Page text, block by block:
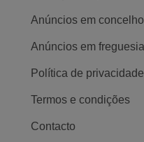
Anúncios em
Anúncios em
Política de privacidade
Termos e condições
Contacto